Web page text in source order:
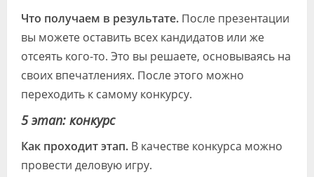
Что получаем в результате. После презентации
вы можете оставить всех кандидатов или же
отсеять кого-то. Это вы решаете, основываясь на
своих впечатлениях. После этого можно
переходить к самому конкурсу.
5 этап: конкурс
Как проходит этап. В качестве конкурса можно
провести деловую игру.